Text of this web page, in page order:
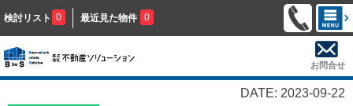
検討リスト 0 最近見た物件 0
お問合せ
DATE: 2023-09-22